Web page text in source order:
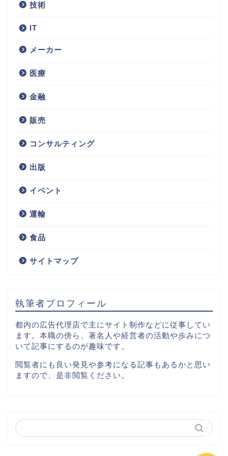
技術
IT
メーカー
医療
金融
販売
コンサルティング
出版
イベント
運輸
食品
サイトマップ
執筆者プロフィール
都内の広告代理店で主にサイト制作などに従事してい
ます。本職の傍ら、著名人や経営者の活動や歩みにつ
いて記事にするのが趣味です。
閲覧者にも良い発見や参考になる記事もあるかと思い
ますので、是非閲覧ください。
イベント